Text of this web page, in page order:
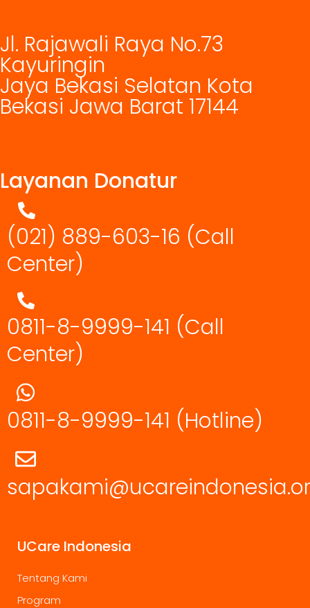
Jl. Rajawali Raya No.73
Kayuringin
Jaya Bekasi Selatan Kota
Bekasi Jawa Barat 17144
Layanan Donatur
(021) 889-603-16 (Call
Center)
0811-8-9999-141 (Call
Center)
0811-8-9999-141 (Hotline)
UCare Indonesia
Tentang Kami
Program